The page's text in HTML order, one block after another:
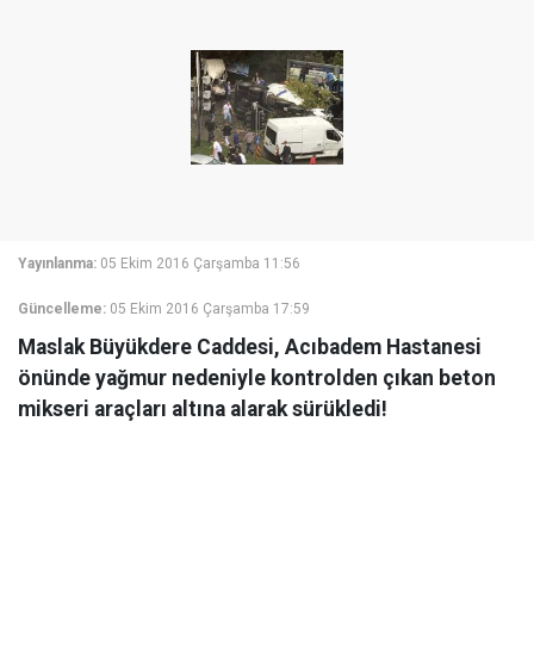
Yayınlanma: 05 Ekim 2016 Çarşamba 11:56
Güncelleme: 05 Ekim 2016 Çarşamba 17:59
Maslak Büyükdere Caddesi, Acıbadem Hastanesi
önünde yağmur nedeniyle kontrolden çıkan beton
mikseri araçları altına alarak sürükledi!